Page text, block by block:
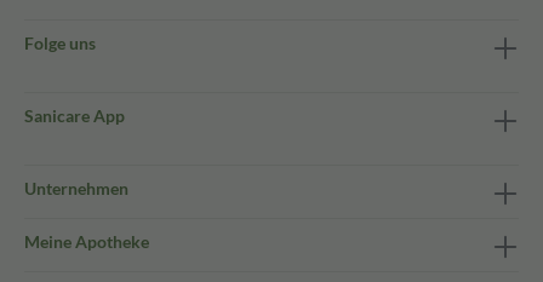
Folge uns
Sanicare App
Unternehmen
Meine Apotheke